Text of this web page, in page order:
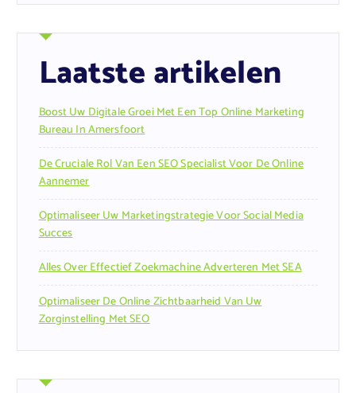
Laatste artikelen
Boost Uw Digitale Groei Met Een Top Online Marketing
Bureau In Amersfoort
De Cruciale Rol Van Een SEO Specialist Voor De Online
Aannemer
Optimaliseer Uw Marketingstrategie Voor Social Media
Succes
Alles Over Effectief Zoekmachine Adverteren Met SEA
Optimaliseer De Online Zichtbaarheid Van Uw
Zorginstelling Met SEO